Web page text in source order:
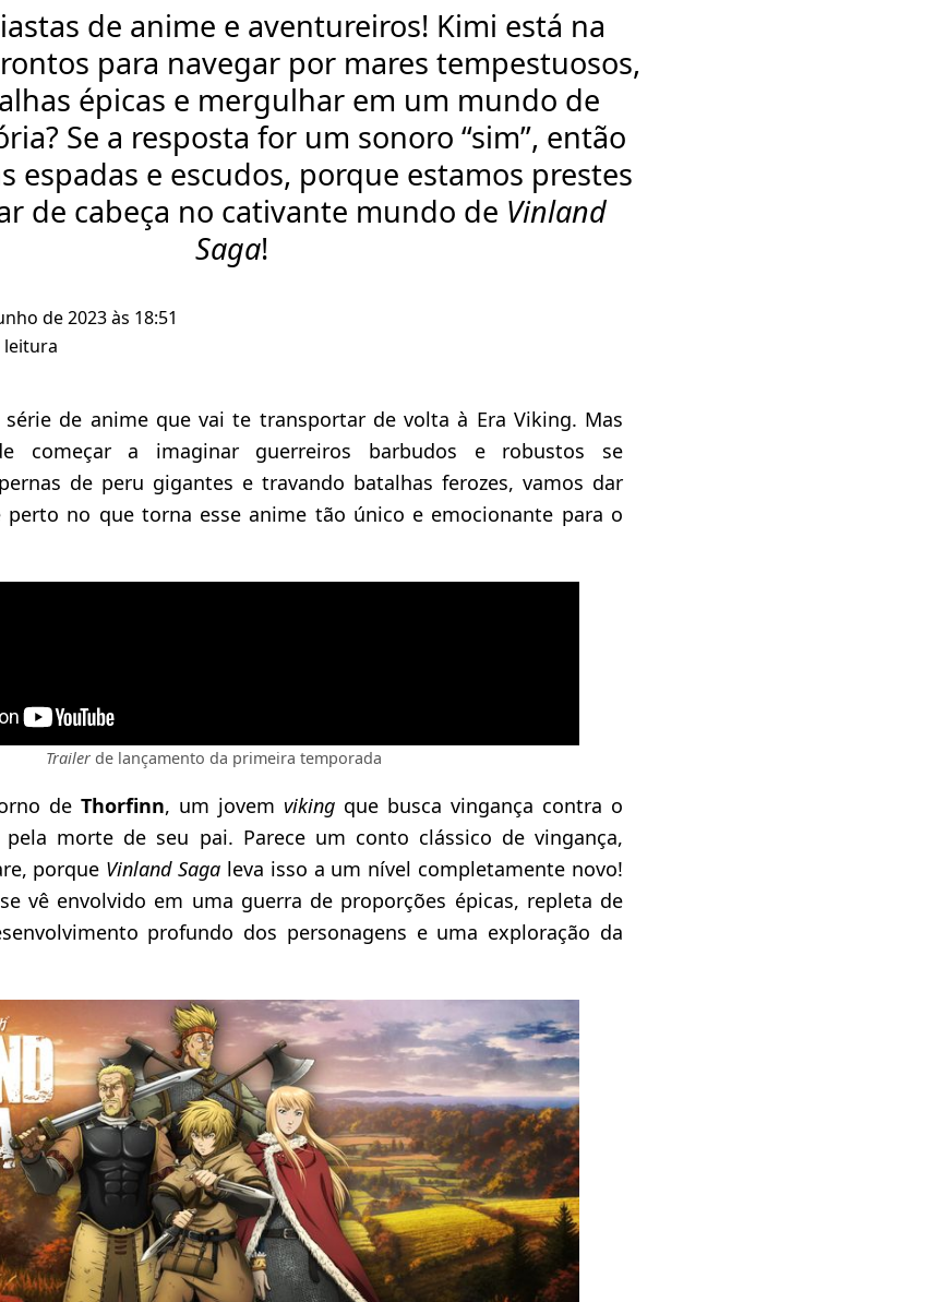
de anime e aventureiros! Kimi está na
para navegar por mares tempestuosos,
épicas e mergulhar em um mundo de
Se a resposta for um sonoro “sim”, então
espadas e escudos, porque estamos prestes
de cabeça no cativante mundo de Vinland
Saga!
de 2023 às 18:51
leitura
série de anime que vai te transportar de volta à Era Viking. Mas
começar a imaginar guerreiros barbudos e robustos se
de peru gigantes e travando batalhas ferozes, vamos dar
perto no que torna esse anime tão único e emocionante para o
Trailer de lançamento da primeira temporada
de Thorfinn, um jovem viking que busca vingança contra o
pela morte de seu pai. Parece um conto clássico de vingança,
porque Vinland Saga leva isso a um nível completamente novo!
vê envolvido em uma guerra de proporções épicas, repleta de
profundo dos personagens e uma exploração da